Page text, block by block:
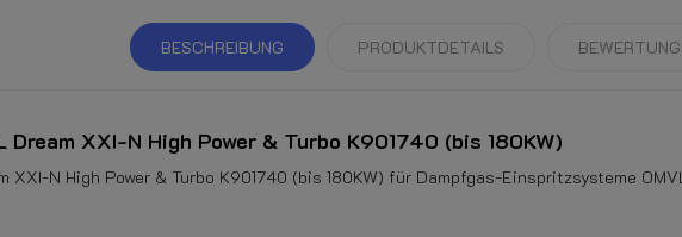
BESCHREIBUNG PRODUKTDETAILS
Dream XXI-N High Power & Turbo K901740 (bis 180KW)
XXI-N High Power & Turbo K901740 (bis 180KW) für Dampfgas-Einspritzsysteme